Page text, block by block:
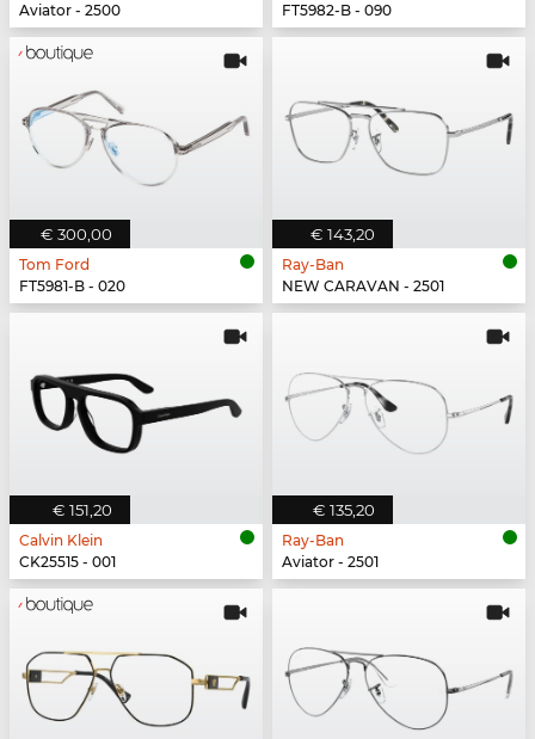
Aviator - 2500
FT5982-B - 090
€ 300,00
Tom Ford
FT5981-B - 020
€ 143,20
Ray-Ban
NEW CARAVAN - 2501
€ 151,20
Calvin Klein
CK25515 - 001
€ 135,20
Ray-Ban
Aviator - 2501